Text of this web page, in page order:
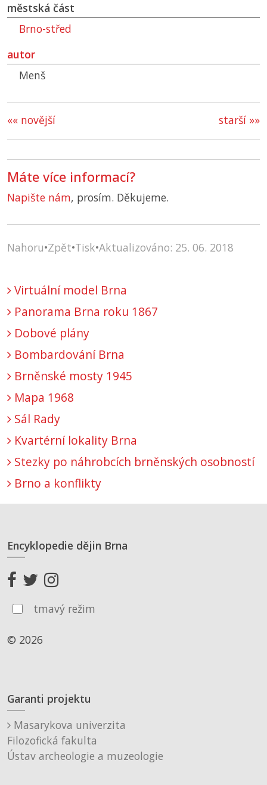
městská část
Brno-střed
autor
Menš
starší »»
«« novější
Máte více informací?
Napište nám, prosím. Děkujeme.
Nahoru•Zpět•Tisk•Aktualizováno: 25. 06. 2018
Virtuální model Brna
Panorama Brna roku 1867
Dobové plány
Bombardování Brna
Brněnské mosty 1945
Mapa 1968
Sál Rady
Kvartérní lokality Brna
Stezky po náhrobcích brněnských osobností
Brno a konflikty
Encyklopedie dějin Brna
tmavý režim
© 2026
Garanti projektu
Masarykova univerzita
Filozofická fakulta
Ústav archeologie a muzeologie